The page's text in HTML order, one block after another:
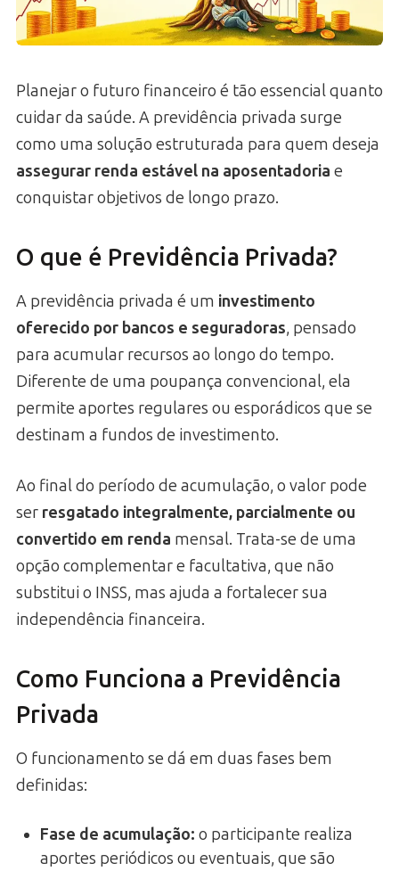
Planejar o futuro financeiro é tão essencial quanto
cuidar da saúde. A previdência privada surge
como uma solução estruturada para quem deseja
assegurar renda estável na aposentadoria e
conquistar objetivos de longo prazo.
O que é Previdência Privada?
A previdência privada é um investimento
oferecido por bancos e seguradoras, pensado
para acumular recursos ao longo do tempo.
Diferente de uma poupança convencional, ela
permite aportes regulares ou esporádicos que se
destinam a fundos de investimento.
Ao final do período de acumulação, o valor pode
ser resgatado integralmente, parcialmente ou
convertido em renda mensal. Trata-se de uma
opção complementar e facultativa, que não
substitui o INSS, mas ajuda a fortalecer sua
independência financeira.
Como Funciona a Previdência
Privada
O funcionamento se dá em duas fases bem
definidas:
Fase de acumulação: o participante realiza
aportes periódicos ou eventuais, que são